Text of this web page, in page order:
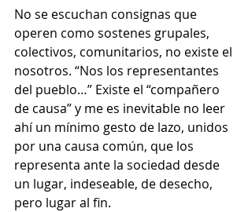
No se escuchan consignas que
operen como sostenes grupales,
colectivos, comunitarios, no existe el
nosotros. “Nos los representantes
del pueblo…” Existe el “compañero
de causa” y me es inevitable no leer
ahí un mínimo gesto de lazo, unidos
por una causa común, que los
representa ante la sociedad desde
un lugar, indeseable, de desecho,
pero lugar al fin.